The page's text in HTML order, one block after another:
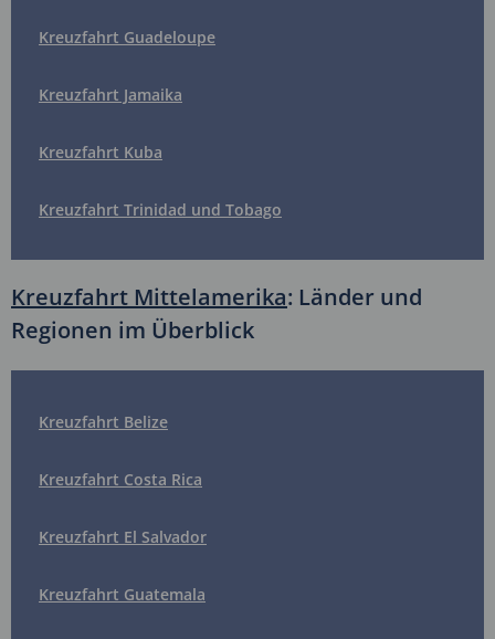
Kreuzfahrt Guadeloupe
Kreuzfahrt Jamaika
Kreuzfahrt Kuba
Kreuzfahrt Trinidad und Tobago
Kreuzfahrt Mittelamerika: Länder und
Regionen im Überblick
Kreuzfahrt Belize
Kreuzfahrt Costa Rica
Kreuzfahrt El Salvador
Kreuzfahrt Guatemala